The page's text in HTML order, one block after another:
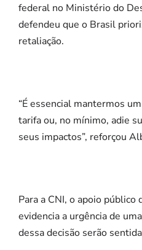
federal no Ministério do
defendeu que o Brasil
retaliação.
“É essencial mantermos
tarifa ou, no mínimo, adie
seus impactos”, reforçou
Para a CNI, o apoio
evidencia a urgência de
dessa decisão serão